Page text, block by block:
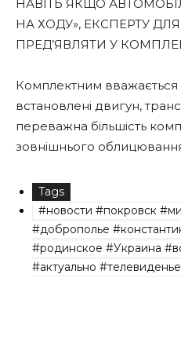
НАВІТЬ ЯКЩО
НА ХОДУ», ЕКСПЕРТУ
ПРЕД’ЯВЛЯТИ У
Комплектним вважається
встановлені двигун,
переважна більшість
зовнішнього
Tags
#новости #покровск
#доброполье
#родинское #Украина
#актуально #телевиденье